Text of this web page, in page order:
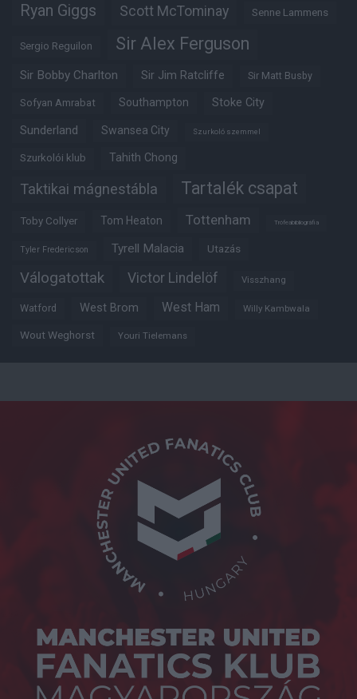
Ryan Giggs Scott McTominay Senne Lammens
Sergio Reguilon Sir Alex Ferguson
Sir Bobby Charlton Sir Jim Ratcliffe Sir Matt Busby
Sofyan Amrabat Southampton Stoke City
Sunderland Swansea City Szurkoló szemmel
Szurkolói klub Tahith Chong
Taktikai mágnestábla Tartalék csapat
Toby Collyer Tom Heaton Tottenham Trófeabibliográfia
Tyler Fredericson Tyrell Malacia Utazás
Válogatottak Victor Lindelöf Visszhang
Watford West Brom West Ham Willy Kambwala
Wout Weghorst Youri Tielemans